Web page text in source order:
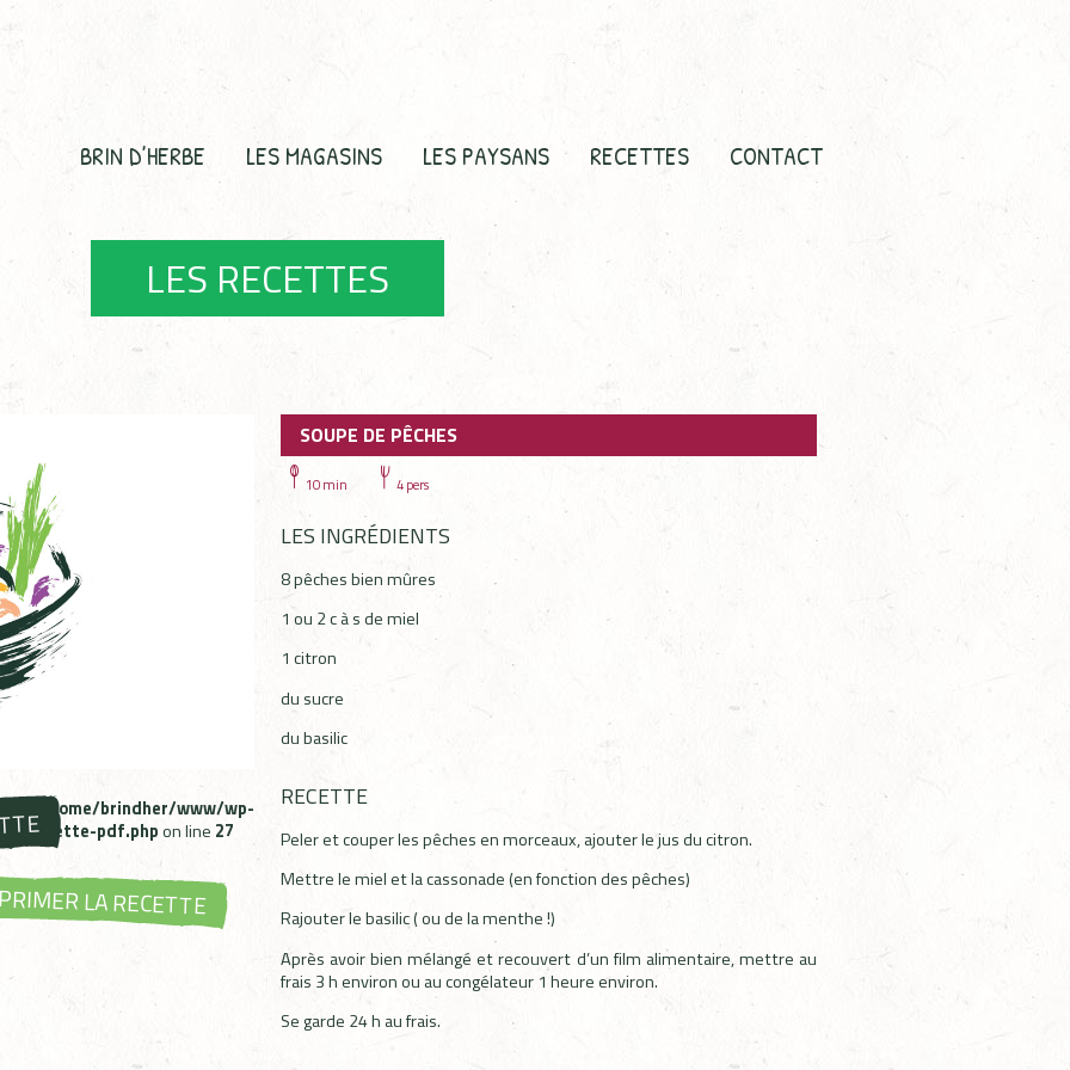
BRIN D’HERBE LES MAGASINS LES PAYSANS RECETTES CONTACT
LES RECETTES
in
/home/brindher/www/wp-
recette-pdf.phpon line 27
LA RECETTE
SOUPE DE PÊCHES
10 min 4 pers
LES INGRÉDIENTS
8 pêches bien mûres
1 ou 2 c à s de miel
1 citron
du sucre
du basilic
RECETTE
Peler et couper les pêches en morceaux, ajouter le jus du citron.
Mettre le miel et la cassonade (en fonction des pêches)
Rajouter le basilic ( ou de la menthe !)
Après avoir bien mélangé et recouvert d’un film alimentaire, mettre au
frais 3 h environ ou au congélateur 1 heure environ.
Se garde 24 h au frais.